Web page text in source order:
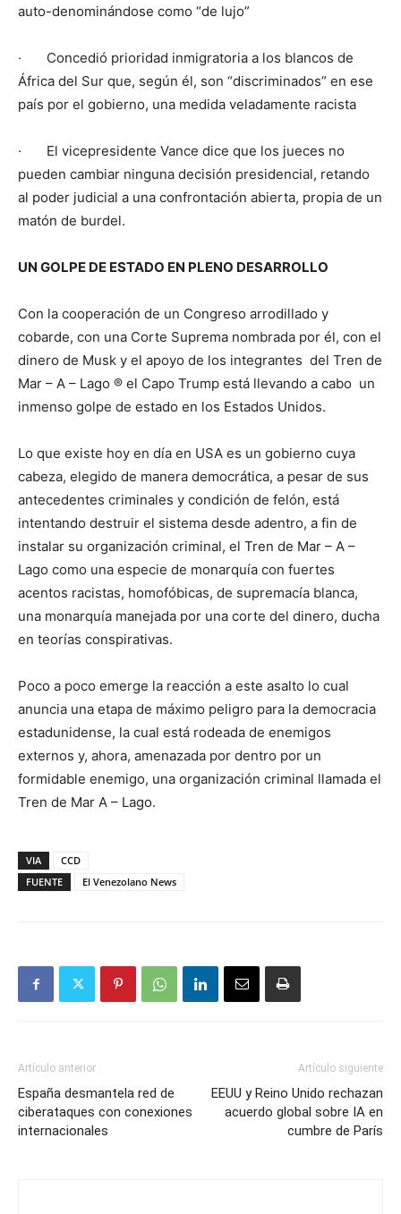
auto-denominándose como “de lujo”
· Concedió prioridad inmigratoria a los blancos de
África del Sur que, según él, son “discriminados” en ese
país por el gobierno, una medida veladamente racista
· El vicepresidente Vance dice que los jueces no
pueden cambiar ninguna decisión presidencial, retando
al poder judicial a una confrontación abierta, propia de un
matón de burdel.
UN GOLPE DE ESTADO EN PLENO DESARROLLO
Con la cooperación de un Congreso arrodillado y
cobarde, con una Corte Suprema nombrada por él, con el
dinero de Musk y el apoyo de los integrantes del Tren de
Mar – A – Lago ® el Capo Trump está llevando a cabo un
inmenso golpe de estado en los Estados Unidos.
Lo que existe hoy en día en USA es un gobierno cuya
cabeza, elegido de manera democrática, a pesar de sus
antecedentes criminales y condición de felón, está
intentando destruir el sistema desde adentro, a fin de
instalar su organización criminal, el Tren de Mar – A –
Lago como una especie de monarquía con fuertes
acentos racistas, homofóbicas, de supremacía blanca,
una monarquía manejada por una corte del dinero, ducha
en teorías conspirativas.
Poco a poco emerge la reacción a este asalto lo cual
anuncia una etapa de máximo peligro para la democracia
estadunidense, la cual está rodeada de enemigos
externos y, ahora, amenazada por dentro por un
formidable enemigo, una organización criminal llamada el
Tren de Mar A – Lago.
VIA
CCD
FUENTE
El Venezolano News
Artículo anterior
España desmantela red de
ciberataques con conexiones
internacionales
Artículo siguiente
EEUU y Reino Unido rechazan
acuerdo global sobre IA en
cumbre de París